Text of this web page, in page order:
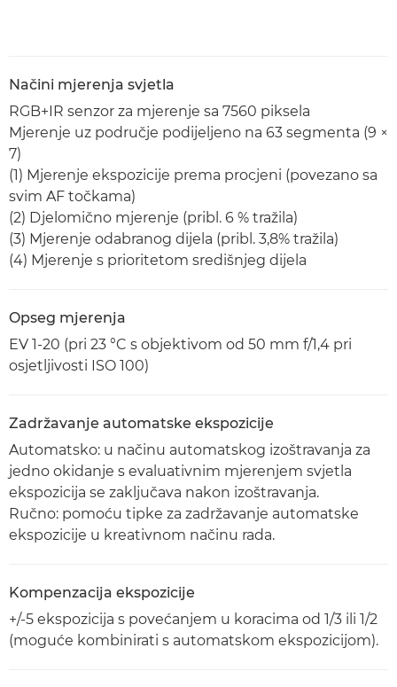
Načini mjerenja svjetla
RGB+IR senzor za mjerenje sa 7560 piksela
Mjerenje uz područje podijeljeno na 63 segmenta (9 ×
7)
(1) Mjerenje ekspozicije prema procjeni (povezano sa
svim AF točkama)
(2) Djelomično mjerenje (pribl. 6 % tražila)
(3) Mjerenje odabranog dijela (pribl. 3,8% tražila)
(4) Mjerenje s prioritetom središnjeg dijela
Opseg mjerenja
EV 1-20 (pri 23 °C s objektivom od 50 mm f/1,4 pri
osjetljivosti ISO 100)
Zadržavanje automatske ekspozicije
Automatsko: u načinu automatskog izoštravanja za
jedno okidanje s evaluativnim mjerenjem svjetla
ekspozicija se zaključava nakon izoštravanja.
Ručno: pomoću tipke za zadržavanje automatske
ekspozicije u kreativnom načinu rada.
Kompenzacija ekspozicije
+/-5 ekspozicija s povećanjem u koracima od 1/3 ili 1/2
(moguće kombinirati s automatskom ekspozicijom).